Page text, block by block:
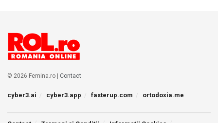
© 2026 Femina.ro | Contact
cyber3.ai cyber3.app fasterup.com ortodoxia.me